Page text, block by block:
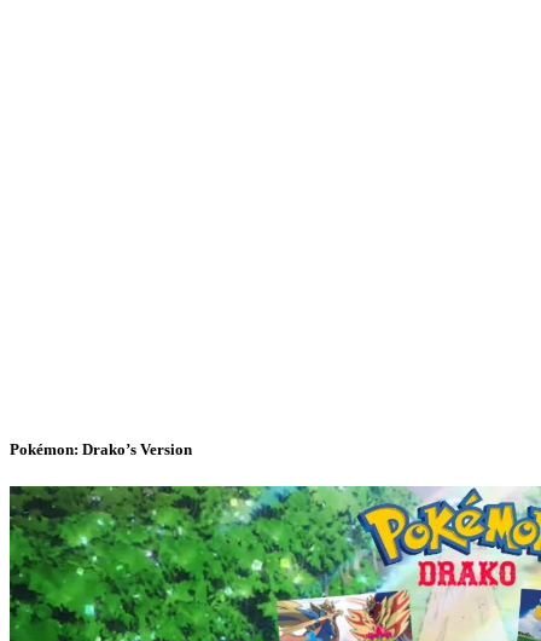
Pokémon: Drako’s Version